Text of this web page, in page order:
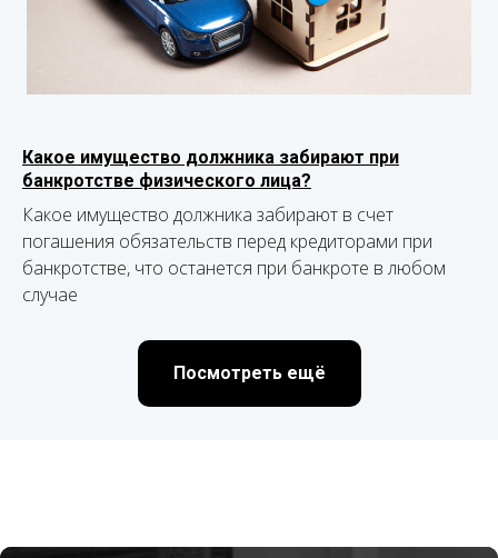
Какое имущество должника забирают при
банкротстве физического лица?
Какое имущество должника забирают в счет
погашения обязательств перед кредиторами при
банкротстве, что останется при банкроте в любом
случае
Посмотреть ещё